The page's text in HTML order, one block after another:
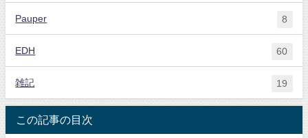
Pauper 8
EDH 60
雑記 19
この記事の目次